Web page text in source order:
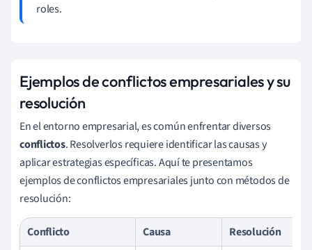
roles.
Ejemplos de conflictos empresariales y su
resolución
En el entorno empresarial, es común enfrentar diversos
conflictos. Resolverlos requiere identificar las causas y
aplicar estrategias específicas. Aquí te presentamos
ejemplos de conflictos empresariales junto con métodos de
resolución:
Conflicto Causa Resolución